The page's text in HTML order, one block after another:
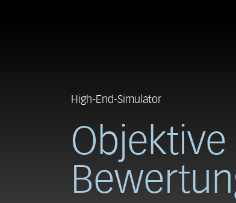
High-End-Simulator
Objektive